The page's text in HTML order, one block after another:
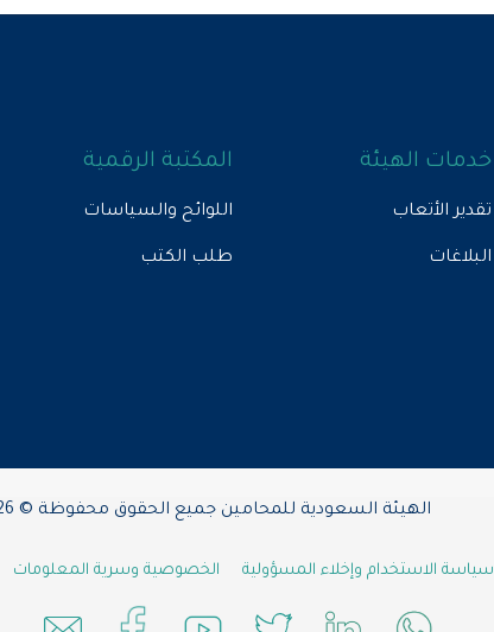
خدمات الهيئة
تقدير الأتعاب
البلاغات
المكتبة الرقمية
اللوائح والسياسات
طلب الكتب
الهيئة السعودية للمحامين جميع الحقوق محفوظة © 2026
سياسة الاستخدام وإخلاء المسؤولية الخصوصية وسرية المعلومات